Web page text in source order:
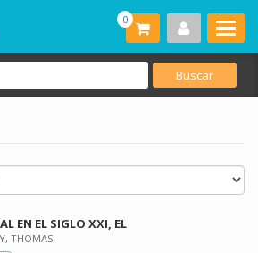
0
EN EL SIGLO XXI, EL
THOMAS